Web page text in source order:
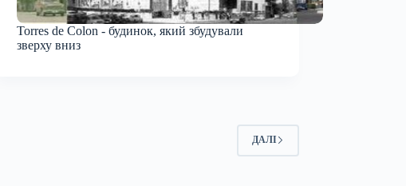
Torres de Colon - будинок, який збудували
зверху вниз
ДАЛІ